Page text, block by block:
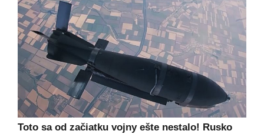
Toto sa od začiatku vojny ešte nestalo! Rusko